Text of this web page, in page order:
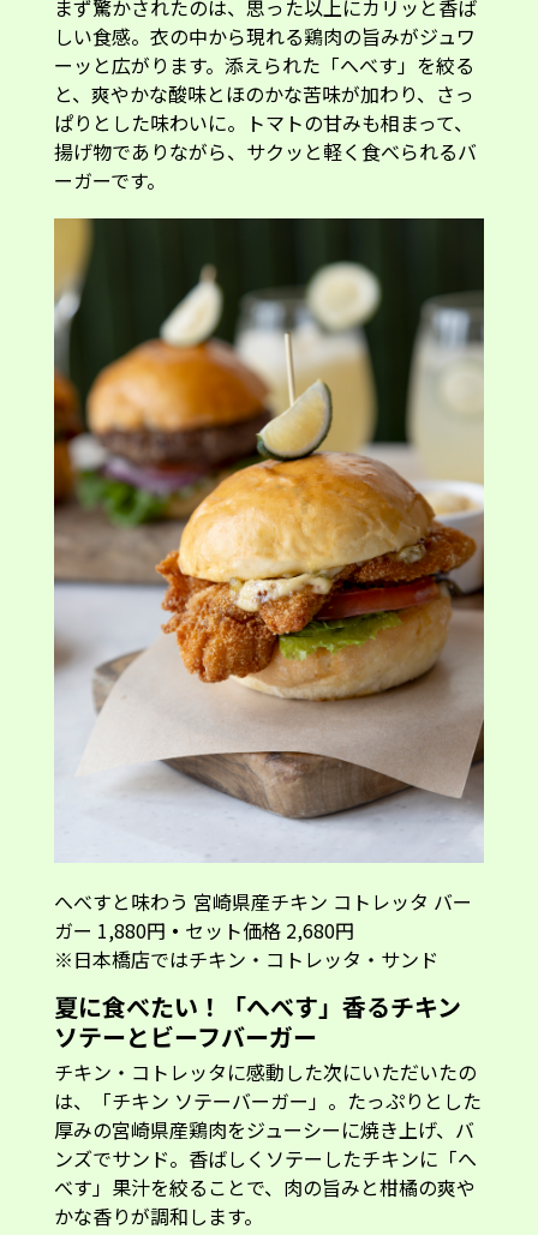
ーッと広がります。添えられた「へべす」を絞る
と、爽やかな酸味とほのかな苦味が加わり、さっ
ぱりとした味わいに。トマトの甘みも相まって、
揚げ物でありながら、サクッと軽く食べられるバ
ーガーです。
へべすと味わう 宮崎県産チキン コトレッタ バー
ガー 1,880円・ セット価格 2,680円
※日本橋店ではチキン・コトレッタ・サンド
夏に食べたい！「へべす」香るチキン
ソテーとビーフバーガー
チキン・コトレッタに感動した次にいただいたの
は、「チキン ソテーバーガー」。たっぷりとした
厚みの宮崎県産鶏肉をジューシーに焼き上げ、バ
ンズでサンド。香ばしくソテーしたチキンに「へ
べす」果汁を絞ることで、肉の旨みと柑橘の爽や
かな香りが調和します。